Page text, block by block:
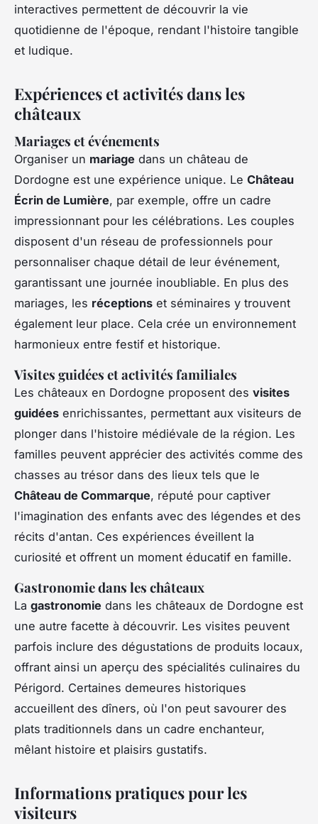
interactives permettent de découvrir la vie
quotidienne de l'époque, rendant l'histoire tangible
et ludique.
Expériences et activités dans les
châteaux
Mariages et événements
Organiser un mariage dans un château de
Dordogne est une expérience unique. Le Château
Écrin de Lumière, par exemple, offre un cadre
impressionnant pour les célébrations. Les couples
disposent d'un réseau de professionnels pour
personnaliser chaque détail de leur événement,
garantissant une journée inoubliable. En plus des
mariages, les réceptions et séminaires y trouvent
également leur place. Cela crée un environnement
harmonieux entre festif et historique.
Visites guidées et activités familiales
Les châteaux en Dordogne proposent des visites
guidées enrichissantes, permettant aux visiteurs de
plonger dans l'histoire médiévale de la région. Les
familles peuvent apprécier des activités comme des
chasses au trésor dans des lieux tels que le
Château de Commarque, réputé pour captiver
l'imagination des enfants avec des légendes et des
récits d'antan. Ces expériences éveillent la
curiosité et offrent un moment éducatif en famille.
Gastronomie dans les châteaux
La gastronomie dans les châteaux de Dordogne est
une autre facette à découvrir. Les visites peuvent
parfois inclure des dégustations de produits locaux,
offrant ainsi un aperçu des spécialités culinaires du
Périgord. Certaines demeures historiques
accueillent des dîners, où l'on peut savourer des
plats traditionnels dans un cadre enchanteur,
mêlant histoire et plaisirs gustatifs.
Informations pratiques pour les
visiteurs